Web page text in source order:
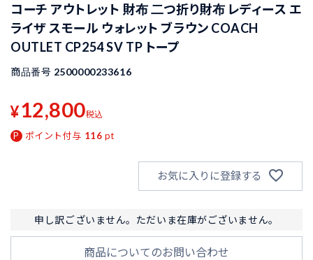
コーチ アウトレット 財布 二つ折り財布 レディース エ
ライザ スモール ウォレット ブラウン COACH
OUTLET CP254 SV TP トープ
商品番号 2500000233616
¥12,800税込
ポイント付与 116 pt
お気に入りに登録する
申し訳ございません。ただいま在庫がございません。
商品についてのお問い合わせ